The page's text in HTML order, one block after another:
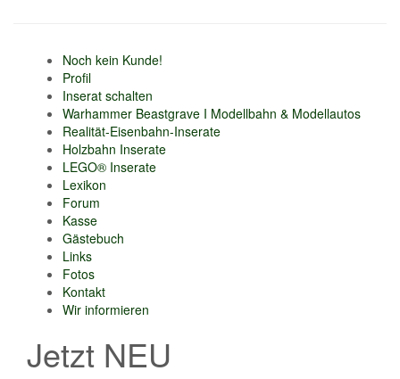
Noch kein Kunde!
Profil
Inserat schalten
Warhammer Beastgrave I Modellbahn & Modellautos
Realität-Eisenbahn-Inserate
Holzbahn Inserate
LEGO® Inserate
Lexikon
Forum
Kasse
Gästebuch
Links
Fotos
Kontakt
Wir informieren
Jetzt NEU